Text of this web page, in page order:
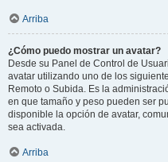
Arriba
¿Cómo puedo mostrar un avatar?
Desde su Panel de Control de
avatar utilizando uno de los
Remoto o Subida. Es la
en que tamaño y peso pueden ser
disponible la opción de avatar,
sea activada.
Arriba